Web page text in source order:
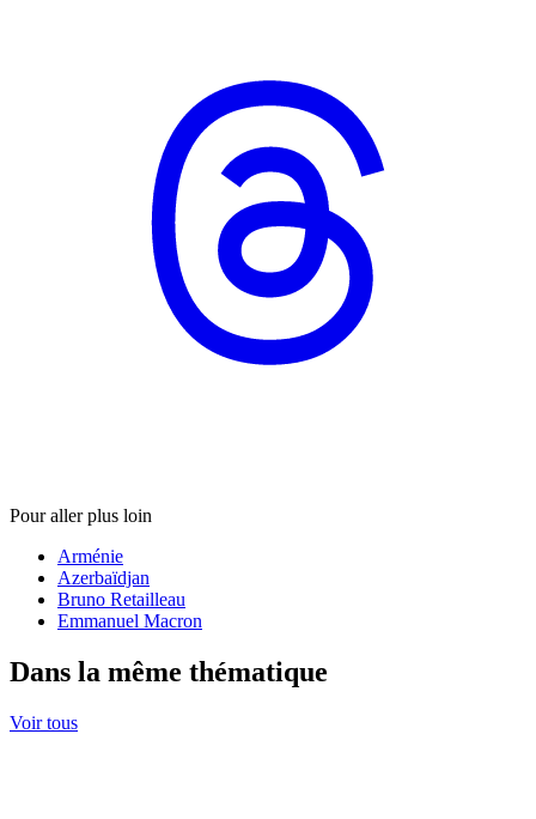
Pour aller plus loin
Arménie
Azerbaïdjan
Bruno Retailleau
Emmanuel Macron
Dans la même thématique
Voir tous